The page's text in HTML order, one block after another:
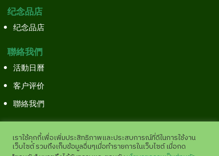
纪念品店
纪念品店
聯絡我們
活動日曆
客户评价
聯絡我們
Copyright©2026 All Right Reserved. Site Pages View
เราใช้คุกกี้เพื่อเพิ่มประสิทธิภาพและประสบการณ์ที่ดีในการใช้งาน
เว็บไซต์ รวมถึงเก็บข้อมูลอื่นๆเมื่อทำรายการในเว็บไซต์ เมื่อกด